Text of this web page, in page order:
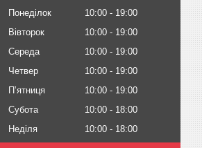
Понеділок 10:00
19:00
Вівторок
10:00
19:00
Середа
10:00
19:00
Четвер
10:00
19:00
Пʼятниця
10:00
19:00
Субота
10:00
18:00
Неділя
10:00 18:00